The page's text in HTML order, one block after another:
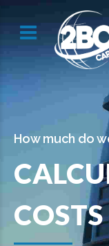
How much do
COSTS